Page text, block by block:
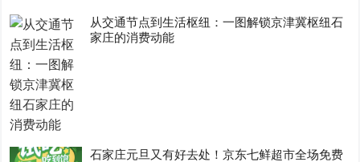
从交通节点到生活枢纽：一图解锁京津冀枢纽石
家庄的消费动能
石家庄元旦又有好去处！京东七鲜超市全场免费